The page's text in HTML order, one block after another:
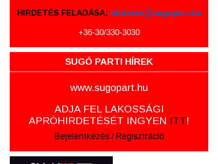
HIRDETÉS FELADÁSA: hirdetes@sugopart.hu
+36-30/330-3030
SUGÓ PARTI HÍREK
www.sugopart.hu
ADJA FEL LAKOSSÁGI
APRÓHIRDETÉSÉT INGYEN ITT!
Bejelentkezés / Regisztráció